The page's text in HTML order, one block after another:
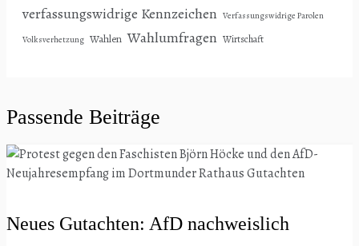
verfassungswidrige Kennzeichen Verfassungswidrige Parolen
Volksverhetzung Wahlen Wahlumfragen Wirtschaft
Passende Beiträge
Neues Gutachten: AfD nachweislich